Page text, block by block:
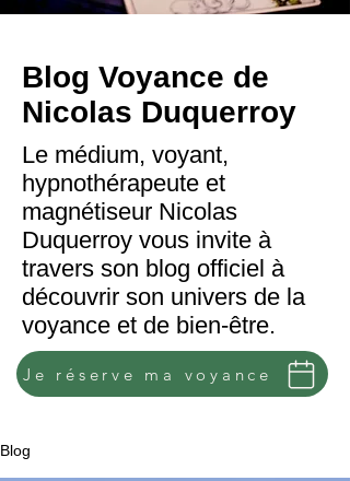
Blog Voyance de
Nicolas Duquerroy
Le médium, voyant,
hypnothérapeute et
magnétiseur Nicolas
Duquerroy vous invite à
travers son blog officiel à
découvrir son univers de la
voyance et de bien-être.
Je réserve ma voyance
Blog